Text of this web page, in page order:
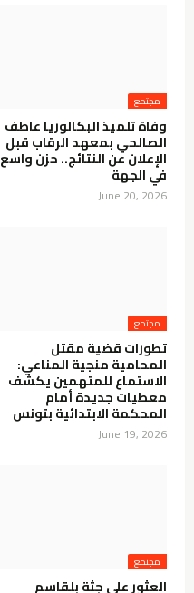
مجتمع
وفاة تلميذ البكالوريا عاطف
الصالحي بمعهد الرقاب قبل
الإعلان عن النتائج.. حزن واسع
في الجهة
June 20, 2026
مجتمع
تطورات قضية مقتل
المحامية منجية المناعي:
الاستماع للمتهمين يكشف
معطيات جديدة أمام
المحكمة الابتدائية بتونس
June 19, 2026
مجتمع
العثور على جثة بلقاسم